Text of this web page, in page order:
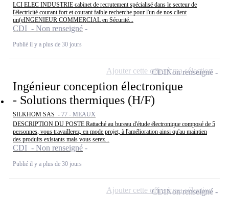
LCI ELEC INDUSTRIE cabinet de recrutement spécialisé dans le secteur de
l'électricité courant fort et courant faible recherche pour l'un de nos client
un(eINGENIEUR COMMERCIAL en Sécurité...
CDI - Non renseigné
Publié il y a plus de 30 jours
Ingénieur conception électronique
- Solutions thermiques (H/F)
SILKHOM SAS - 77 - MEAUX
DESCRIPTION DU POSTE Rattaché au bureau d'étude électronique composé de 5
personnes, vous travaillerez, en mode projet, à l'amélioration ainsi qu'au maintien
des produits existants mais vous serez...
CDI - Non renseigné
Publié il y a plus de 30 jours
CDINon renseigné
Ajouter cette offre à ma sélection
CDINon renseigné
Ajouter cette offre à ma sélection